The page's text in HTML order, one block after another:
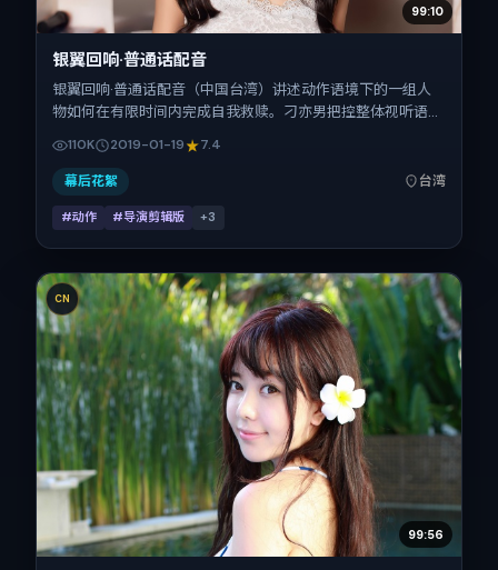
99:10
银翼回响·普通话配音
银翼回响·普通话配音（中国台湾）讲述动作语境下的一组人
物如何在有限时间内完成自我救赎。刁亦男把控整体视听语
定于 2019-01-19 起陆续登陆院线与网络平台，春节档前后公
映，片长134分钟。
110K 2019-01-19 7.4
幕后花絮 台湾
#动作 #导演剪辑版 +3
CN
99:56